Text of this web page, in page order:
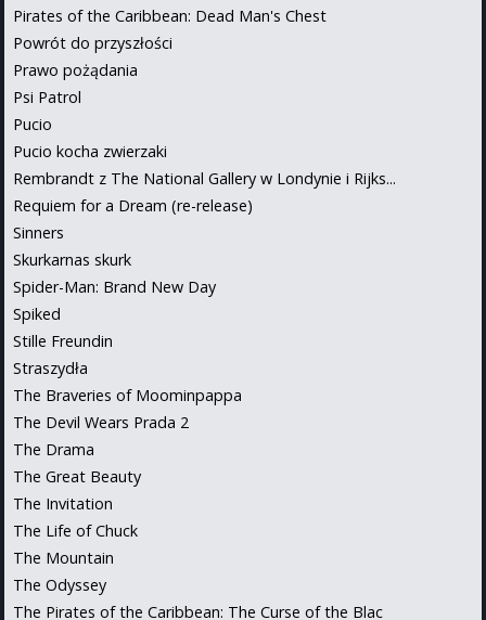
Pirates of the Caribbean: Dead Man's Chest
Powrót do przyszłości
Prawo pożądania
Psi Patrol
Pucio
Pucio kocha zwierzaki
Rembrandt z The National Gallery w Londynie i Rijks...
Requiem for a Dream (re-release)
Sinners
Skurkarnas skurk
Spider-Man: Brand New Day
Spiked
Stille Freundin
Straszydła
The Braveries of Moominpappa
The Devil Wears Prada 2
The Drama
The Great Beauty
The Invitation
The Life of Chuck
The Mountain
The Odyssey
The Pirates of the Caribbean: The Curse of the Blac